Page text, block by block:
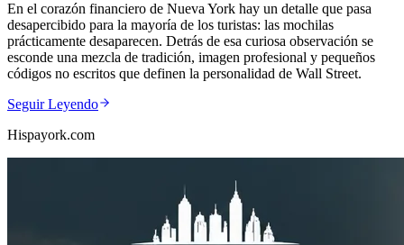
En el corazón financiero de Nueva York hay un detalle que pasa
desapercibido para la mayoría de los turistas: las mochilas
prácticamente desaparecen. Detrás de esa curiosa observación se
esconde una mezcla de tradición, imagen profesional y pequeños
códigos no escritos que definen la personalidad de Wall Street.
Seguir Leyendo
Hispayork.com